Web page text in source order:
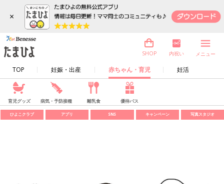
×
TOP 妊娠・出産 赤ちゃん・育児 妊活
SHOP 内祝い メニュー
育児グッズ 病気・予防接種 離乳食 優待パス
ひよこクラブ アプリ SNS キャンペーン 写真スタジオ